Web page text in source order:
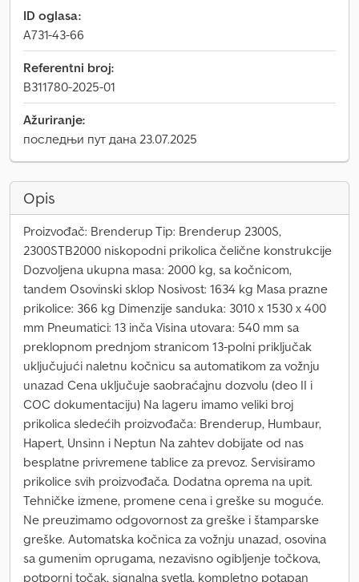
ID oglasa:
A731-43-66
Referentni broj:
B311780-2025-01
Ažuriranje:
последњи пут дана 23.07.2025
Opis
Proizvođač: Brenderup Tip: Brenderup 2300S,
2300STB2000 niskopodni prikolica čelične konstrukcije
Dozvoljena ukupna masa: 2000 kg, sa kočnicom,
tandem Osovinski sklop Nosivost: 1634 kg Masa prazne
prikolice: 366 kg Dimenzije sanduka: 3010 x 1530 x 400
mm Pneumatici: 13 inča Visina utovara: 540 mm sa
preklopnom prednjom stranicom 13-polni priključak
uključujući naletnu kočnicu sa automatikom za vožnju
unazad Cena uključuje saobraćajnu dozvolu (deo II i
COC dokumentaciju) Na lageru imamo veliki broj
prikolica sledećih proizvođača: Brenderup, Humbaur,
Hapert, Unsinn i Neptun Na zahtev dobijate od nas
besplatne privremene tablice za prevoz. Servisiramo
prikolice svih proizvođača. Dodatna oprema na upit.
Tehničke izmene, promene cena i greške su moguće.
Ne preuzimamo odgovornost za greške i štamparske
greške. Automatska kočnica za vožnju unazad, osovina
sa gumenim oprugama, nezavisno ogibljenje točkova,
potporni točak, signalna svetla, kompletno potapan